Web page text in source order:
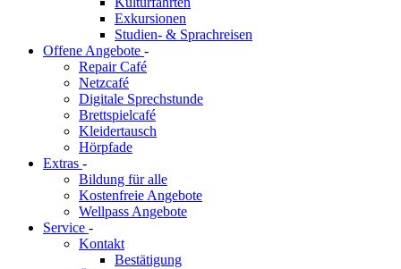
Exkursionen
Studien- & Sprachreisen
Offene Angebote -
Repair Café
Netzcafé
Digitale Sprechstunde
Brettspielcafé
Kleidertausch
Hörpfade
Extras -
Bildung für alle
Kostenfreie Angebote
Wellpass Angebote
Service -
Kontakt
Bestätigung